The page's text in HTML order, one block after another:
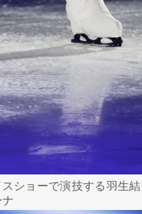
ショーで演技する羽生